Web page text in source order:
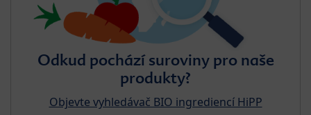
Odkud pochází suroviny pro naše
produkty?
Objevte vyhledávač BIO ingrediencí HiPP